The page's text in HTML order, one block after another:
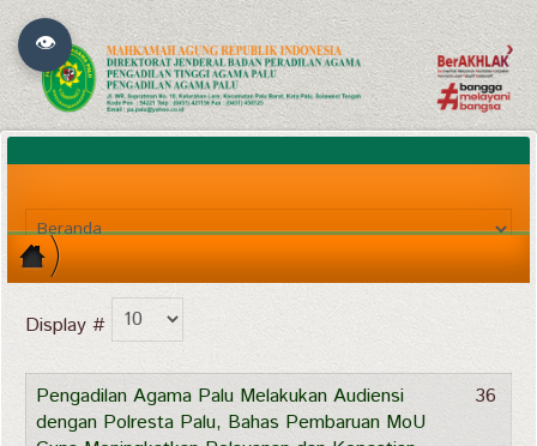
Display #
Pengadilan Agama Palu Melakukan Audiensi
dengan Polresta Palu, Bahas Pembaruan MoU
36
👁